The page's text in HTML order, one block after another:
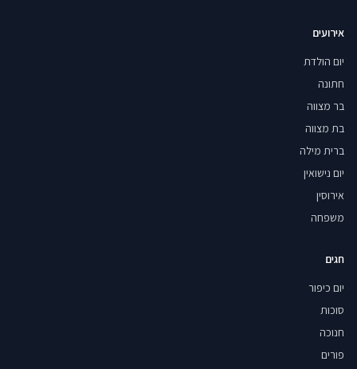
אירועים
יום הולדת
חתונה
בר מצווה
בת מצווה
ברית מילה
יום נישואין
אירוסין
משפחה
חגים
יום כיפור
סוכות
חנוכה
פורים